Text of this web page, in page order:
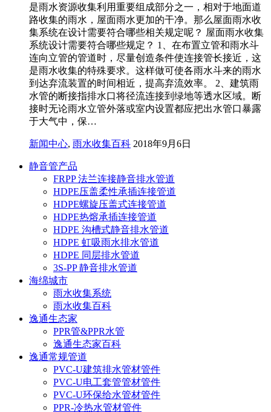
是雨水资源收集利用重要组成部分之一，相对于地面道
路收集的雨水，屋面雨水更加的干净。那么屋面雨水收
集系统在设计需要符合哪些相关规定呢？ 屋面雨水收集
系统设计需要符合哪些规定？ 1、在布置立管和雨水斗
连向立管的管道时，尽量创造条件使连接管长接近，这
是雨水收集的特殊要求。这样做可使各雨水斗来的雨水
到达弃流装置的时间相近，提高弃流效率。 2、建筑雨
水管的断接指排水口将径流连接到绿地等透水区域。断
接时无论雨水立管外落或室内设置都应把出水管口暴露
于大气中，保…
新闻中心, 雨水收集百科 2018年9月6日
静音管产品
FRPP 法兰连接静音排水管道
HDPE压盖柔性承插连接管道
HDPE螺旋压盖式连接管道
HDPE热熔承插连接管道
HDPE 沟槽式静音排水管道
HDPE 虹吸雨水排水管道
HDPE 同层排水管道
3S-PP 静音排水管道
海绵城市
雨水收集系统
雨水收集百科
逸通生态家
PPR管&PPR水管
逸通生态家百科
逸通常规管道
PVC-U建筑排水管材管件
PVC-U电工套管管材管件
PVC-U环保给水管材管件
PPR-冷热水管材管件